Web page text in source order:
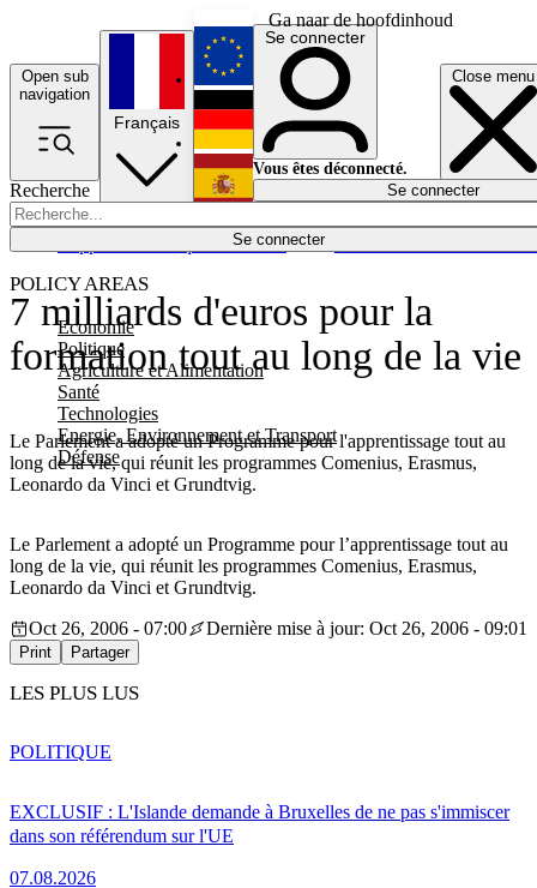
Ga naar de hoofdinhoud
Open sub
navigation
Close menu
Recherche
Se connecter
POLICY AREAS
Economie
Politique
Agriculture et Alimentation
Santé
Technologies
Energie, Environnement et Transport
Défense
Économie
Français
English
Deutsch
Español
Se connecter
Vous êtes déconnecté.
Se connecter
7 milliards d'euros pour la
formation tout au long de la vie
Le Parlement a adopté un Programme pour l'apprentissage tout au
long de la vie, qui réunit les programmes Comenius, Erasmus,
Leonardo da Vinci et Grundtvig.
Le Parlement a adopté un Programme pour l’apprentissage tout au
long de la vie, qui réunit les programmes Comenius, Erasmus,
Leonardo da Vinci et Grundtvig.
Oct 26, 2006 - 07:00
Dernière mise à jour: Oct 26, 2006 - 09:01
Print Partager
LES PLUS LUS
EXCLUSIF : L'Islande demande à Bruxelles de ne pas s'immiscer
dans son référendum sur l'UE
07.08.2026
POLITIQUE